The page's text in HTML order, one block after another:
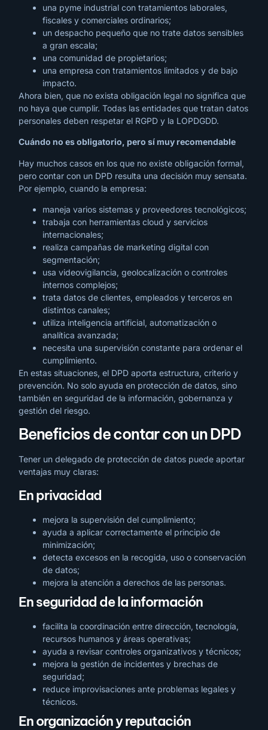
una pyme industrial con tratamientos laborales,
fiscales y comerciales ordinarios;
un despacho pequeño que no trate datos sensibles
a gran escala;
una comunidad de propietarios;
una empresa con tratamientos limitados y de bajo
impacto.
Ahora bien, que no exista obligación legal no significa que
no haya que cumplir. Todas las entidades que tratan datos
personales deben respetar el RGPD y la LOPDGDD.
Cuándo no es obligatorio, pero sí muy recomendable
Hay muchos casos en los que no existe obligación formal,
pero contar con un DPD resulta una decisión muy sensata.
Por ejemplo, cuando la empresa:
maneja varios sistemas y proveedores tecnológicos;
trabaja con herramientas cloud y servicios
internacionales;
realiza campañas de marketing digital con
segmentación;
usa videovigilancia, geolocalización o controles
internos complejos;
trata datos de clientes, empleados y terceros en
distintos canales;
utiliza inteligencia artificial, automatización o
analítica avanzada;
necesita una supervisión constante para ordenar el
cumplimiento.
En estas situaciones, el DPD aporta estructura, criterio y
prevención. No solo ayuda en protección de datos, sino
también en seguridad de la información, gobernanza y
gestión del riesgo.
Beneficios de contar con un DPD
Tener un delegado de protección de datos puede aportar
ventajas muy claras:
En privacidad
mejora la supervisión del cumplimiento;
ayuda a aplicar correctamente el principio de
minimización;
detecta excesos en la recogida, uso o conservación
de datos;
mejora la atención a derechos de las personas.
En seguridad de la información
facilita la coordinación entre dirección, tecnología,
recursos humanos y áreas operativas;
ayuda a revisar controles organizativos y técnicos;
mejora la gestión de incidentes y brechas de
seguridad;
reduce improvisaciones ante problemas legales y
técnicos.
En organización y reputación